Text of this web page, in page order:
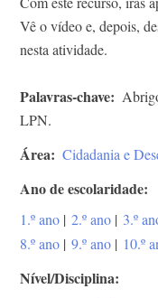
Vê o vídeo e, depois,
nesta atividade.
Palavras-chave
LPN.
Área Cidadania e
Ano de escolaridade
1.º ano | 2.º ano | 3.º
8.º ano | 9.º ano | 10.º
Nível/Disciplina